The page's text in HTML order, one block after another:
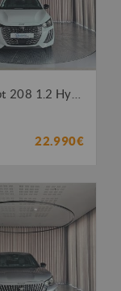
22.990€